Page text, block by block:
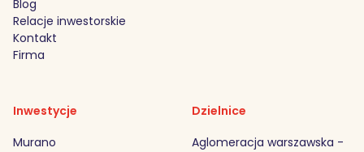
Blog
Relacje inwestorskie
Kontakt
Firma
Inwestycje
Murano
Dzielnice
Aglomeracja warszawska -